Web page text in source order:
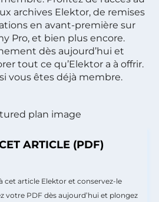
archives Elektor, de remises
en avant-première sur
Pro, et bien plus encore.
dès aujourd’hui et
tout ce qu’Elektor a à offrir.
si vous êtes déjà membre.
ARTICLE (PDF)
cet article Elektor et conservez-le
votre PDF dès aujourd’hui et plongez